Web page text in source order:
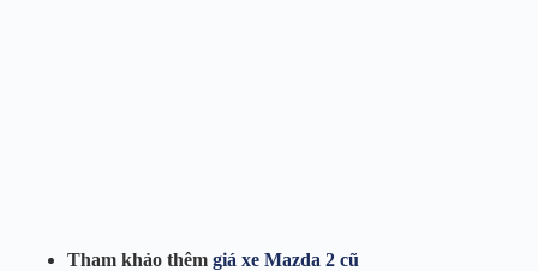
Tham khảo thêm giá xe Mazda 2 cũ